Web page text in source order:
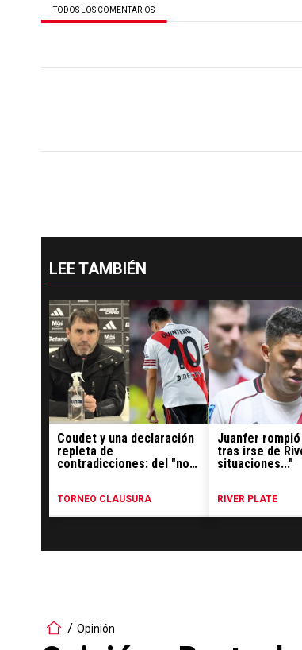
TODOS LOS COMENTARIOS
LEE TAMBIÉN
Coudet y una declaración
repleta de
contradicciones: del "nos
TORNEO CLAUSURA
Juanfer
tras irse de
situaciones..."
RIVER PLATE
Opinión